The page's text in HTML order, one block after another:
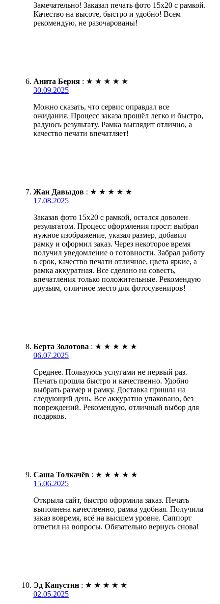
Замечательно! Заказал печать фото 15х20 с рамкой.
Качество на высоте, быстро и удобно! Всем
рекомендую, не разочарованы!
Анита Берия : ★ ★ ★ ★ ★
30.09.2025
Можно сказать, что сервис оправдал все
ожидания. Процесс заказа прошёл легко и быстро,
радуюсь результату. Рамка выглядит отлично, а
качество печати впечатляет!
Жан Давыдов : ★ ★ ★ ★ ★
17.08.2025
Заказав фото 15х20 с рамкой, остался доволен
результатом. Процесс оформления прост: выбрал
нужное изображение, указал размер, добавил
рамку и оформил заказ. Через некоторое время
получил уведомление о готовности. Забрал работу
в срок, качество печати отличное, цвета яркие, а
рамка аккуратная. Все сделано на совесть,
впечатления только положительные. Рекомендую
друзьям, отличное место для фотосувениров!
Берта Золотова : ★ ★ ★ ★ ★
06.07.2025
Среднее. Пользуюсь услугами не первый раз.
Печать прошла быстро и качественно. Удобно
выбрать размер и рамку. Доставка пришла на
следующий день. Все аккуратно упаковано, без
повреждений. Рекомендую, отличный выбор для
подарков.
Саша Толкачёв : ★ ★ ★ ★ ★
15.06.2025
Открыла сайт, быстро оформила заказ. Печать
выполнена качественно, рамка удобная. Получила
заказ вовремя, всё на высшем уровне. Саппорт
ответил на вопросы. Обязательно вернусь снова!
Эд Капустин : ★ ★ ★ ★ ★
02.05.2025